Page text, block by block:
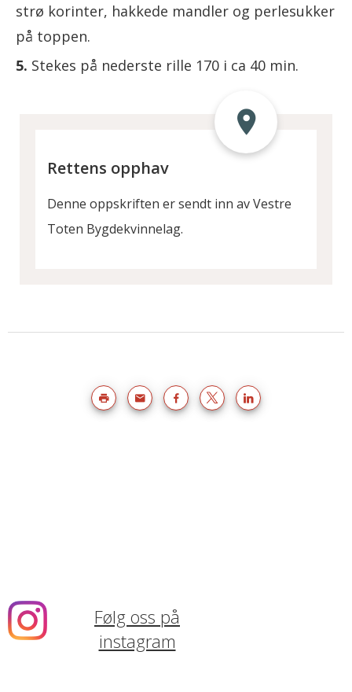
strø korinter, hakkede mandler og perlesukker
på toppen.
Stekes på nederste rille 170 i ca 40 min.
Rettens opphav
Denne oppskriften er sendt inn av Vestre
Toten Bygdekvinnelag.
Følg oss på
instagram